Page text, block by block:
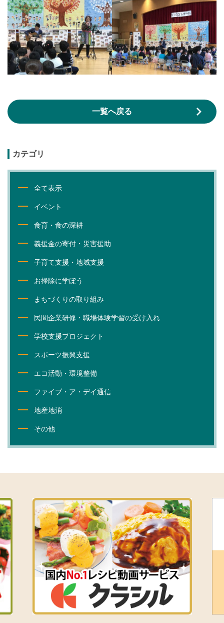
一覧へ戻る
カテゴリ
全て表示
イベント
食育・食の深耕
義援金の寄付・災害援助
子育て支援・地域支援
お掃除に学ぼう
まちづくりの取り組み
民間企業研修・職場体験学習の受け入れ
学校支援プロジェクト
スポーツ振興支援
エコ活動・環境整備
ファイブ・ア・デイ通信
地産地消
その他